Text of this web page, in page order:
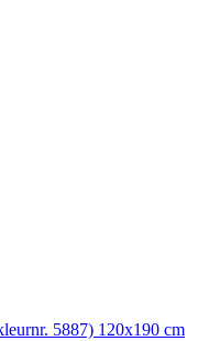
5887) 120x190 cm